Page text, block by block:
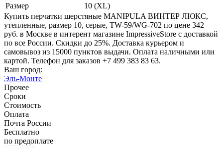
Размер
10 (XL)
Купить перчатки шерстяные MANIPULA ВИНТЕР ЛЮКС,
утепленные, размер 10, серые, TW-59/WG-702 по цене 342
руб. в Москве в интерент магазине ImpressiveStore с доставкой
по все России. Скидки до 25%. Доставка курьером и
самовывоз из 15000 пунктов выдачи. Оплата наличными или
картой. Телефон для заказов +7 499 383 83 63.
Ваш город:
Эль-Монте
Прочее
Сроки
Стоимость
Оплата
Почта России
Бесплатно
по предоплате